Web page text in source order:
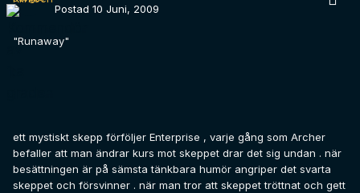
Postad 10 Juni, 2009
"Runaway"
ett mystiskt skepp förföljer Enterprise , varje gång som Archer
befaller att man ändrar kurs mot skeppet drar det sig undan . när
besättningen är på sämsta tänkbara humör angriper det svarta
skeppet och försvinner . när man tror att skeppet tröttnat och gett